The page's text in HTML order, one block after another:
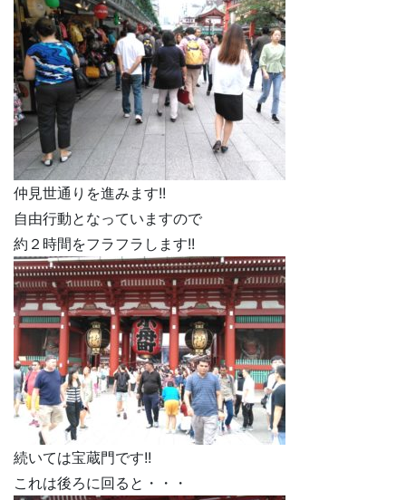
仲見世通りを進みます!!
自由行動となっていますので
約２時間をフラフラします!!
続いては宝蔵門です!!
これは後ろに回ると・・・